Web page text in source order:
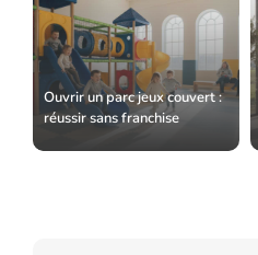
Ouvrir un parc jeux couvert :
réussir sans franchise